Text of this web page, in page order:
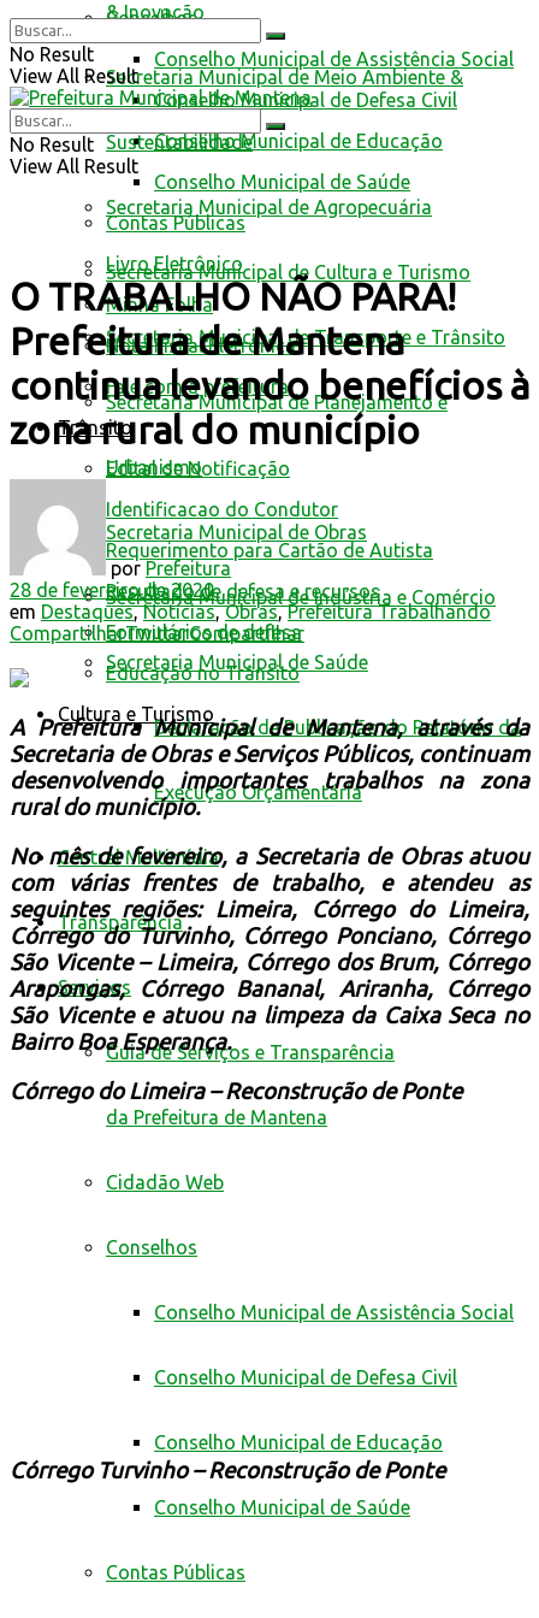
Conselhos
Conselho Municipal de Assistência Social
Conselho Municipal de Defesa Civil
Conselho Municipal de Educação
Conselho Municipal de Saúde
Contas Públicas
Livro Eletrônico
Minha Folha
Nota Fiscal Eletrônica
Fale com a prefeitura
Trânsito
Edital de Notificação
Identificacao do Condutor
Requerimento para Cartão de Autista
Resultado de defesa e recursos
Formulários de defesa
Educação no Trânsito
Cultura e Turismo
& Inovação
Secretaria Municipal de Meio Ambiente &
Sustentabilidade
Secretaria Municipal de Agropecuária
Secretaria Municipal de Cultura e Turismo
Secretaria Municipal de Transporte e Trânsito
Secretaria Municipal de Planejamento e
Urbanismo
Secretaria Municipal de Obras
Secretaria Municipal de Indústria e Comércio
Secretaria Municipal de Saúde
Declaração de Publicação do Relatório da
Execução Orçamentária
Central Multimídia
Transparência
Serviços
Guia de Serviços e Transparência
da Prefeitura de Mantena
Cidadão Web
Conselhos
Conselho Municipal de Assistência Social
Conselho Municipal de Defesa Civil
Conselho Municipal de Educação
Conselho Municipal de Saúde
Contas Públicas
No Result
View All Result
No Result
View All Result
O TRABALHO NÃO PARA!
Prefeitura de Mantena
continua levando benefícios à
zona rural do município
por Prefeitura
28 de fevereiro de 2020
em Destaques,Notícias,Obras,Prefeitura Trabalhando
CompartilharTwittarCompartilhar
A Prefeitura Municipal de Mantena, através da
Secretaria de Obras e Serviços Públicos, continuam
desenvolvendo importantes trabalhos na zona
rural do município.
No mês de fevereiro, a Secretaria de Obras atuou
com várias frentes de trabalho, e atendeu as
seguintes regiões:Limeira, Córrego do Limeira,
Córrego do Turvinho, Córrego Ponciano, Córrego
São Vicente – Limeira, Córrego dos Brum, Córrego
Arapongas, Córrego Bananal, Ariranha, Córrego
São Vicente e atuou na limpeza da Caixa Seca no
Bairro Boa Esperança.
Córrego do Limeira – Reconstrução de Ponte
Córrego Turvinho – Reconstrução de Ponte